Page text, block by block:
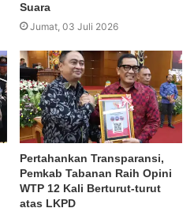
Suara
Jumat, 03 Juli 2026
Pertahankan Transparansi,
Pemkab Tabanan Raih Opini
WTP 12 Kali Berturut-turut
atas LKPD